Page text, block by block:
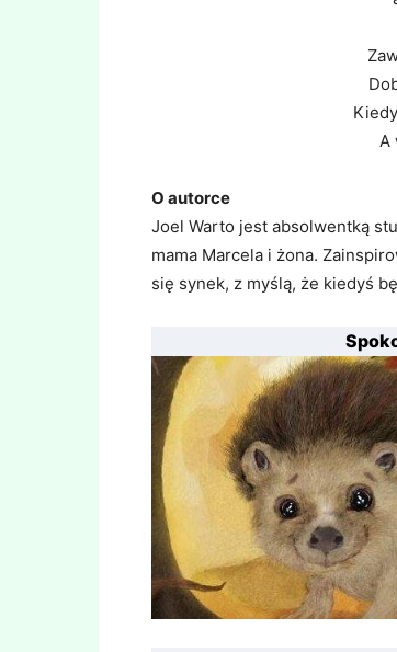
A
O autorce
Joel Warto jest absolwentką
mama Marcela i żona.
się synek, z myślą, że kiedyś